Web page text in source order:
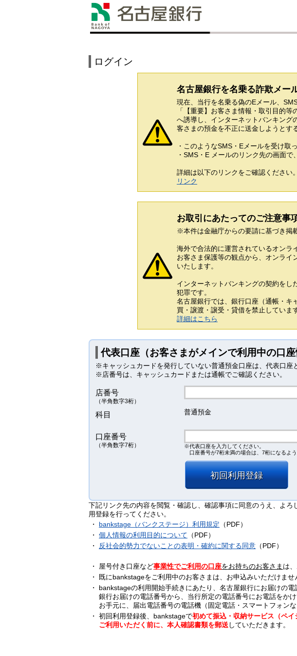
ログイン
名古屋銀行を名乗る詐欺メー
現在、当行を名乗る偽のEメール、
「【重要】お客さま情報・取引目的
へ誘導し、インターネットバンキング
客さまの預金を不正に送金しようとす
・このようなSMS・Eメールを受け取
・SMS・E メールのリンク先の画面
詳細は以下のリンクをご確認ください。
リンク
お取引にあたってのご注意事
※本件は金融庁からの要請に基づき掲
海外で合法的に運営されているオンラ
お客さま保護等の観点から、オンライ
いたします。
インターネットバンキングの契約をし
犯罪です。
名古屋銀行では、銀行口座（通帳・キ
買・譲渡・譲受・貸借を禁止していま
詳細はこちら
代表口座（お客さまがメインで利用中の口
※キャッシュカードを発行していない普通預金口座は、代表口座
※店番号は、キャッシュカードまたは通帳でご確認ください。
店番号
（半角数字3桁）
科目 普通預金
口座番号
（半角数字7桁）
※代表口座を入力してください。
口座番号が7桁未満の場合は、7桁になるよ
初回利用登録
下記リンク先の内容を閲覧・確認し、確認事項に同意のうえ、よろ
用登録を行ってください。
・
bankstage（バンクステージ）利用規定 （PDF）
・ 個人情報の利用目的について （PDF）
・
反社会的勢力でないことの表明・確約に関する同意 （PDF）
・ 屋号付き口座など事業性でご利用の口座をお持ちのお客さま は
・
既にbankstageをご利用中のお客さまは、お申込みいただけませ
・
bankstageの利用開始手続きにあたり、名古屋銀行にお届けの電
銀行お届けの電話番号から、当行所定の電話番号にお電話をか
お手元に、届出電話番号の電話機（固定電話・スマートフォンな
・ 初回利用登録後、bankstageで初めて振込・収納サービス（ペイ
ご利用いただく前に、本人確認書類を郵送していただきます。